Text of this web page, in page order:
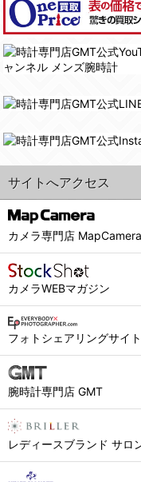
サイトへアクセス
カメラ専門店 MapCamera
カメラWEBマガジン
フォトシェアリングサイト
腕時計専門店 GMT
レディースブランド サロ